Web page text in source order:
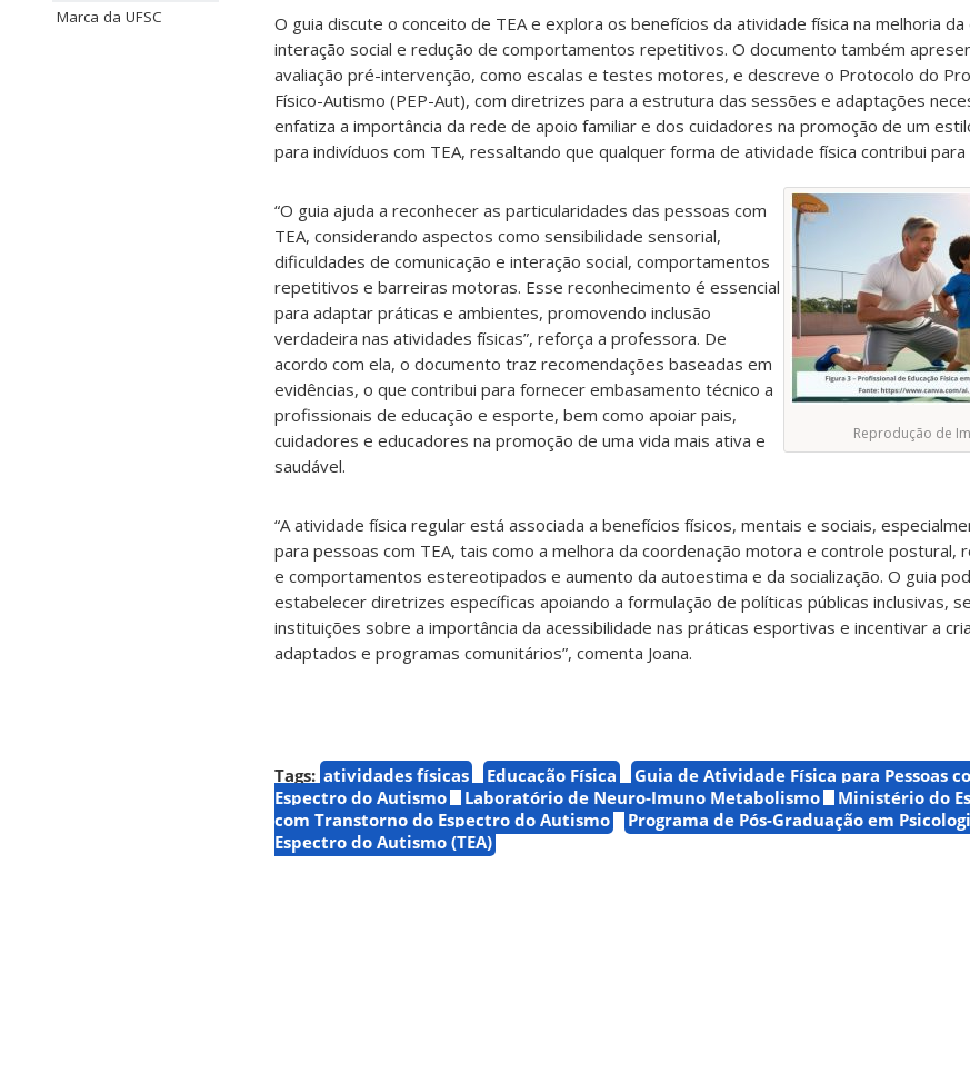
Marca da UFSC
O guia discute o conceito de TEA e explora os benefícios da atividade física na melhoria da
interação social e redução de comportamentos repetitivos. O documento também
avaliação pré-intervenção, como escalas e testes motores, e descreve o Protocolo do
Físico-Autismo (PEP-Aut), com diretrizes para a estrutura das sessões e adaptações
enfatiza a importância da rede de apoio familiar e dos cuidadores na promoção de um
para indivíduos com TEA, ressaltando que qualquer forma de atividade física contribui para
Reprodução de
“O guia ajuda a reconhecer as particularidades das pessoas com
TEA, considerando aspectos como sensibilidade sensorial,
dificuldades de comunicação e interação social, comportamentos
repetitivos e barreiras motoras. Esse reconhecimento é essencial
para adaptar práticas e ambientes, promovendo inclusão
verdadeira nas atividades físicas”, reforça a professora. De
acordo com ela, o documento traz recomendações baseadas em
evidências, o que contribui para fornecer embasamento técnico a
profissionais de educação e esporte, bem como apoiar pais,
cuidadores e educadores na promoção de uma vida mais ativa e
saudável.
“A atividade física regular está associada a benefícios físicos, mentais e sociais,
para pessoas com TEA, tais como a melhora da coordenação motora e controle postural,
e comportamentos estereotipados e aumento da autoestima e da socialização. O guia
estabelecer diretrizes específicas apoiando a formulação de políticas públicas inclusivas,
instituições sobre a importância da acessibilidade nas práticas esportivas e incentivar a
adaptados e programas comunitários”, comenta Joana.
Tags: atividades físicas Educação Física
Guia de Atividade Física para Pessoas
Espectro do Autismo
Laboratório de Neuro-Imuno Metabolismo Ministério do
com Transtorno do Espectro do Autismo
Programa de Pós-Graduação em
Espectro do Autismo (TEA)